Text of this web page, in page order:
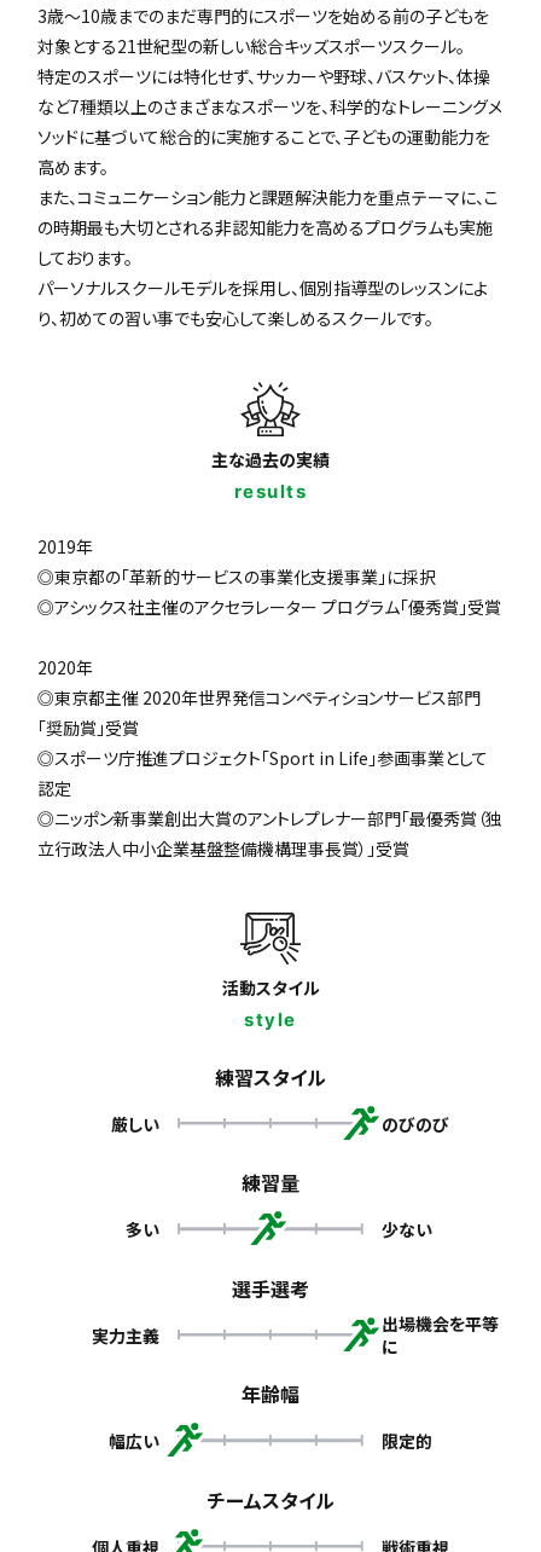
3歳〜10歳までのまだ専門的にスポーツを始める前の子どもを
対象とする21世紀型の新しい総合キッズスポーツスクール。
特定のスポーツには特化せず、サッカーや野球、バスケット、体操
など7種類以上のさまざまなスポーツを、科学的なトレーニングメ
ソッドに基づいて総合的に実施することで、子どもの運動能力を
高めます。
また、コミュニケーション能力と課題解決能力を重点テーマに、こ
の時期最も大切とされる非認知能力を高めるプログラムも実施
しております。
パーソナルスクールモデルを採用し、個別指導型のレッスンによ
り、初めての習い事でも安心して楽しめるスクールです。
主な過去の実績
results
2019年
◎東京都の「革新的サービスの事業化支援事業」に採択
◎アシックス社主催のアクセラレーター プログラム「優秀賞」受賞
2020年
◎東京都主催 2020年世界発信コンペティションサービス部門
「奨励賞」受賞
◎スポーツ庁推進プロジェクト「Sport in Life」参画事業として
認定
◎ニッポン新事業創出大賞のアントレプレナー部門「最優秀賞（独
立行政法人中小企業基盤整備機構理事長賞）」受賞
活動スタイル
style
練習スタイル
厳しい のびのび
練習量
多い 少ない
選手選考
実力主義
出場機会を平等
に
年齢幅
幅広い 限定的
チームスタイル
個人重視 戦術重視